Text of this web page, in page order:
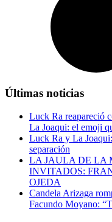
Últimas noticias
Luck Ra reapareció
La Joaqui: el emoji
Luck Ra y La
separación
LA JAULA DE LA
INVITADOS:
OJEDA
Candela Arizaga
Facundo Moyano: